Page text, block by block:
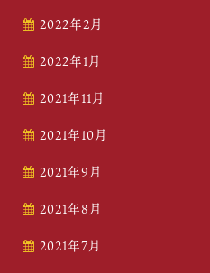
2022年2月
2022年1月
2021年11月
2021年10月
2021年9月
2021年8月
2021年7月